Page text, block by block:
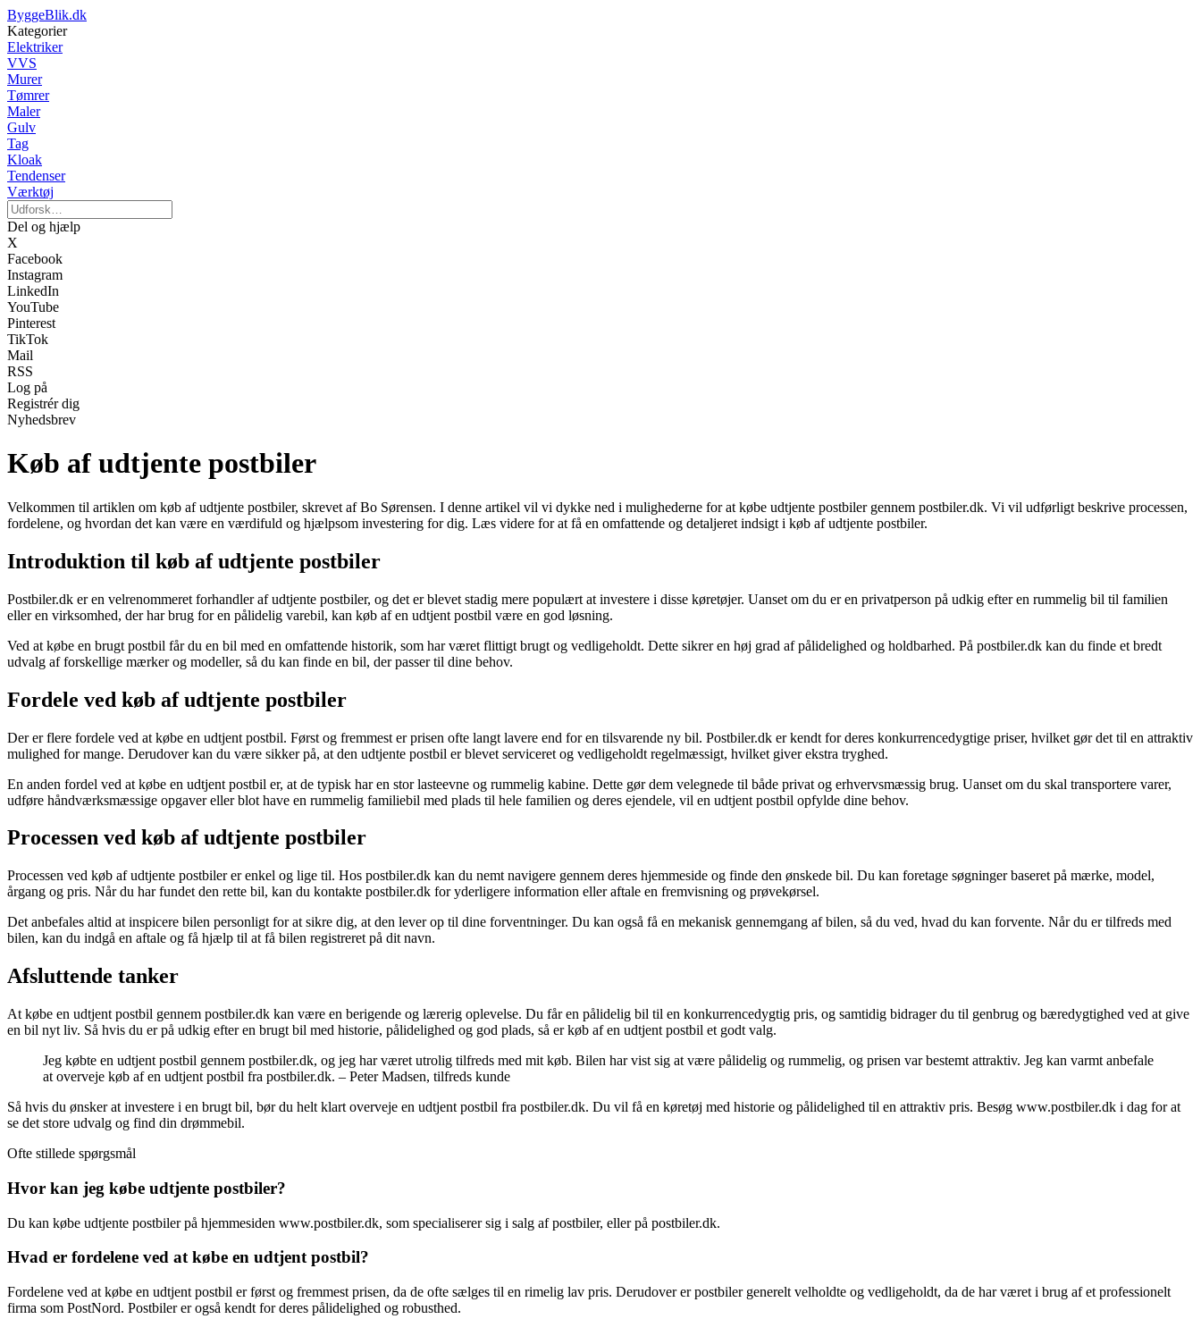
ByggeBlik.dk
Kategorier
Elektriker
VVS
Murer
Tømrer
Maler
Gulv
Tag
Kloak
Tendenser
Værktøj
Del og hjælp
X
Facebook
Instagram
LinkedIn
YouTube
Pinterest
TikTok
Mail
RSS
Log på
Registrér dig
Nyhedsbrev
Køb af udtjente postbiler
Velkommen til artiklen om køb af udtjente postbiler, skrevet af Bo Sørensen. I denne artikel vil vi dykke ned i mulighederne for at købe udtjente postbiler gennem postbiler.dk. Vi vil udførligt beskrive processen,
fordelene, og hvordan det kan være en værdifuld og hjælpsom investering for dig. Læs videre for at få en omfattende og detaljeret indsigt i køb af udtjente postbiler.
Introduktion til køb af udtjente postbiler
Postbiler.dk er en velrenommeret forhandler af udtjente postbiler, og det er blevet stadig mere populært at investere i disse køretøjer. Uanset om du er en privatperson på udkig efter en rummelig bil til familien
eller en virksomhed, der har brug for en pålidelig varebil, kan køb af en udtjent postbil være en god løsning.
Ved at købe en brugt postbil får du en bil med en omfattende historik, som har været flittigt brugt og vedligeholdt. Dette sikrer en høj grad af pålidelighed og holdbarhed. På postbiler.dk kan du finde et bredt
udvalg af forskellige mærker og modeller, så du kan finde en bil, der passer til dine behov.
Fordele ved køb af udtjente postbiler
Der er flere fordele ved at købe en udtjent postbil. Først og fremmest er prisen ofte langt lavere end for en tilsvarende ny bil. Postbiler.dk er kendt for deres konkurrencedygtige priser, hvilket gør det til en attraktiv
mulighed for mange. Derudover kan du være sikker på, at den udtjente postbil er blevet serviceret og vedligeholdt regelmæssigt, hvilket giver ekstra tryghed.
En anden fordel ved at købe en udtjent postbil er, at de typisk har en stor lasteevne og rummelig kabine. Dette gør dem velegnede til både privat og erhvervsmæssig brug. Uanset om du skal transportere varer,
udføre håndværksmæssige opgaver eller blot have en rummelig familiebil med plads til hele familien og deres ejendele, vil en udtjent postbil opfylde dine behov.
Processen ved køb af udtjente postbiler
Processen ved køb af udtjente postbiler er enkel og lige til. Hos postbiler.dk kan du nemt navigere gennem deres hjemmeside og finde den ønskede bil. Du kan foretage søgninger baseret på mærke, model,
årgang og pris. Når du har fundet den rette bil, kan du kontakte postbiler.dk for yderligere information eller aftale en fremvisning og prøvekørsel.
Det anbefales altid at inspicere bilen personligt for at sikre dig, at den lever op til dine forventninger. Du kan også få en mekanisk gennemgang af bilen, så du ved, hvad du kan forvente. Når du er tilfreds med
bilen, kan du indgå en aftale og få hjælp til at få bilen registreret på dit navn.
Afsluttende tanker
At købe en udtjent postbil gennem postbiler.dk kan være en berigende og lærerig oplevelse. Du får en pålidelig bil til en konkurrencedygtig pris, og samtidig bidrager du til genbrug og bæredygtighed ved at give
en bil nyt liv. Så hvis du er på udkig efter en brugt bil med historie, pålidelighed og god plads, så er køb af en udtjent postbil et godt valg.
Jeg købte en udtjent postbil gennem postbiler.dk, og jeg har været utrolig tilfreds med mit køb. Bilen har vist sig at være pålidelig og rummelig, og prisen var bestemt attraktiv. Jeg kan varmt anbefale
at overveje køb af en udtjent postbil fra postbiler.dk. – Peter Madsen, tilfreds kunde
Så hvis du ønsker at investere i en brugt bil, bør du helt klart overveje en udtjent postbil fra postbiler.dk. Du vil få en køretøj med historie og pålidelighed til en attraktiv pris. Besøg www.postbiler.dk i dag for at
se det store udvalg og find din drømmebil.
Ofte stillede spørgsmål
Hvor kan jeg købe udtjente postbiler?
Du kan købe udtjente postbiler på hjemmesiden www.postbiler.dk, som specialiserer sig i salg af postbiler, eller på postbiler.dk.
Hvad er fordelene ved at købe en udtjent postbil?
Fordelene ved at købe en udtjent postbil er først og fremmest prisen, da de ofte sælges til en rimelig lav pris. Derudover er postbiler generelt velholdte og vedligeholdt, da de har været i brug af et professionelt
firma som PostNord. Postbiler er også kendt for deres pålidelighed og robusthed.